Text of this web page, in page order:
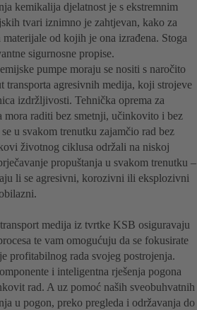
kemikalija djelatnost je s ekstremnim
tvari iznimno je zahtjevan, kako za
od kojih je ona izrađena. Stoga
sigurnosne propise.
pumpe moraju se nositi s naročito
transporta agresivnih medija, koji strojeve
izdržljivosti. Tehnička oprema za
mora raditi bez smetnji, učinkovito i bez
u svakom trenutku zajamčio rad bez
životnog ciklusa održali na niskoj
propuštanja u svakom trenutku –
li se agresivni, korozivni ili eksplozivni
medija iz tvrtke KSB osiguravaju
te vam omogućuju da se fokusirate
profitabilnog rada svojeg postrojenja.
i inteligentna rješenja pogona
rad. A uz pomoć naših sveobuhvatnih
u pogon, preko pregleda i održavanja do